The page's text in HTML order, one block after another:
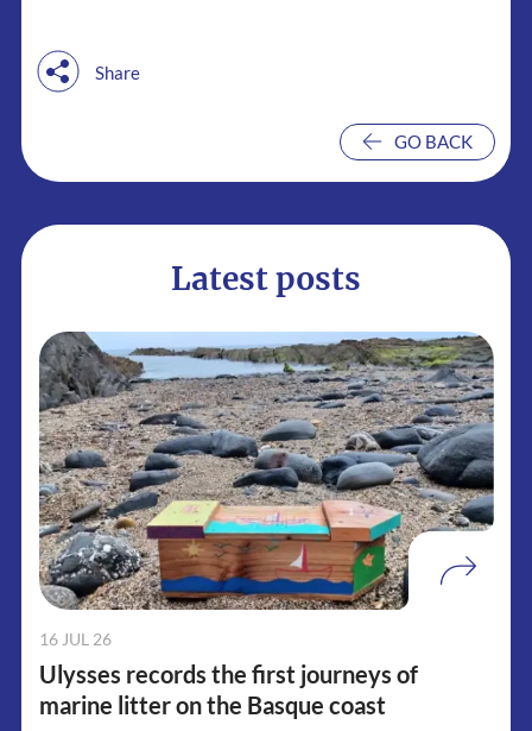
Share
GO BACK
Latest posts
16 JUL 26
Ulysses records the first journeys of
marine litter on the Basque coast